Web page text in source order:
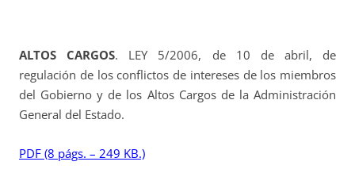
ALTOS CARGOS. LEY 5/2006, de 10 de abril, de
regulación de los conflictos de intereses de los miembros
del Gobierno y de los Altos Cargos de la Administración
General del Estado.
PDF (8 págs. – 249 KB.)